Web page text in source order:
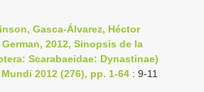
n
a
v
Gasca-Álvarez, Héctor
2012, Sinopsis de la
Scarabaeidae: Dynastinae)
2012 (276), pp. 1-64 : 9-11